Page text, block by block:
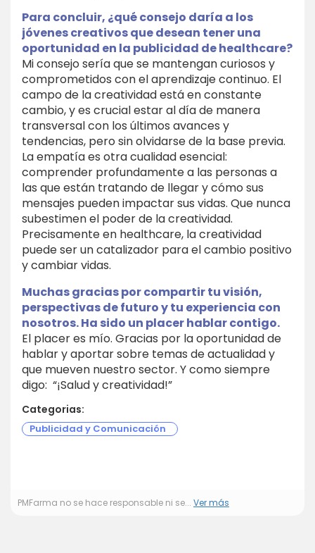
Para concluir, ¿qué consejo daría a los
jóvenes creativos que desean tener una
oportunidad en la publicidad de healthcare?
Mi consejo sería que se mantengan curiosos y
comprometidos con el aprendizaje continuo. El
campo de la creatividad está en constante
cambio, y es crucial estar al día de manera
transversal con los últimos avances y
tendencias, pero sin olvidarse de la base previa.
La empatía es otra cualidad esencial:
comprender profundamente a las personas a
las que están tratando de llegar y cómo sus
mensajes pueden impactar sus vidas. Que nunca
subestimen el poder de la creatividad.
Precisamente en healthcare, la creatividad
puede ser un catalizador para el cambio positivo
y cambiar vidas.
Muchas gracias por compartir tu visión,
perspectivas de futuro y tu experiencia con
nosotros. Ha sido un placer hablar contigo.
El placer es mío. Gracias por la oportunidad de
hablar y aportar sobre temas de actualidad y
que mueven nuestro sector. Y como siempre
digo: “¡Salud y creatividad!”
Categorias:
Publicidad y Comunicación
PMFarma no se hace responsable ni se... Ver más